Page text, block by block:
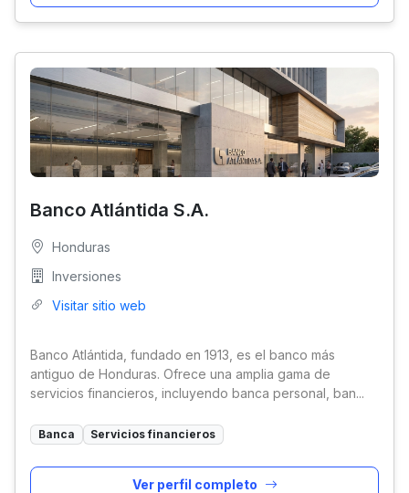
Banco Atlántida S.A.
Honduras
Inversiones
Visitar sitio web
Banco Atlántida, fundado en 1913, es el banco más
antiguo de Honduras. Ofrece una amplia gama de
servicios financieros, incluyendo banca personal, ban...
Banca Servicios financieros
Ver perfil completo